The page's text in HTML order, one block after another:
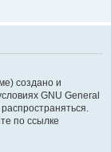
создано и
GNU General
по ссылке